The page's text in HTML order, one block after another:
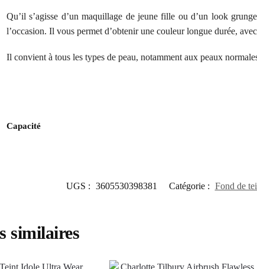
Qu’il s’agisse d’un maquillage de jeune fille ou d’un look
l’occasion. Il vous permet d’obtenir une couleur longue durée,
Il convient à tous les types de peau, notamment aux peaux
Capacité
UGS : 3605530398381 Catégorie : Fond de
similaires